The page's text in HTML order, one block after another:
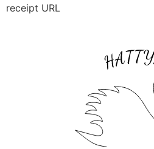
receipt URL